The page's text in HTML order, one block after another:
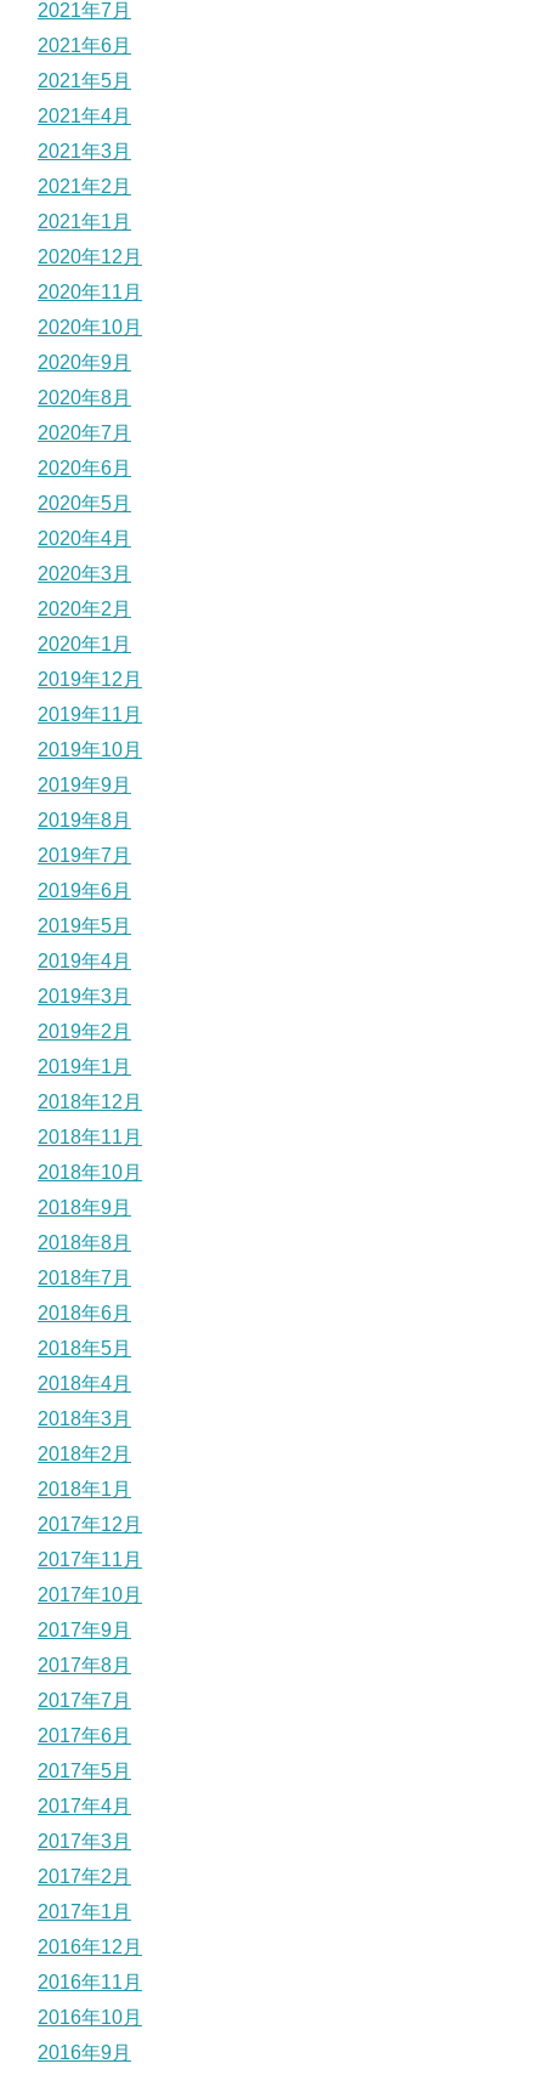
2021年7月
2021年6月
2021年5月
2021年4月
2021年3月
2021年2月
2021年1月
2020年12月
2020年11月
2020年10月
2020年9月
2020年8月
2020年7月
2020年6月
2020年5月
2020年4月
2020年3月
2020年2月
2020年1月
2019年12月
2019年11月
2019年10月
2019年9月
2019年8月
2019年7月
2019年6月
2019年5月
2019年4月
2019年3月
2019年2月
2019年1月
2018年12月
2018年11月
2018年10月
2018年9月
2018年8月
2018年7月
2018年6月
2018年5月
2018年4月
2018年3月
2018年2月
2018年1月
2017年12月
2017年11月
2017年10月
2017年9月
2017年8月
2017年7月
2017年6月
2017年5月
2017年4月
2017年3月
2017年2月
2017年1月
2016年12月
2016年11月
2016年10月
2016年9月